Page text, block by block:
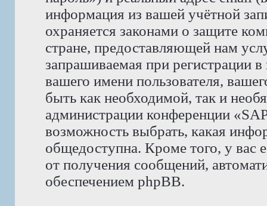
информация из вашей учётной
охраняется законами о защите
стране, предоставляющей нам
запрашиваемая при регистрации
вашего имени пользователя,
быть как необходимой, так и
администрации конференции
возможность выбрать, какая
общедоступна. Кроме того, у вас
от получения сообщений,
обеспечением phpBB.